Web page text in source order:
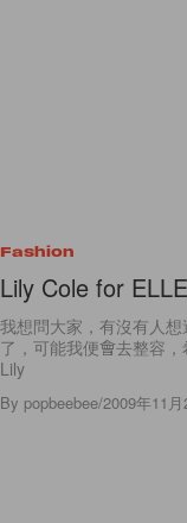
Fashion
Lily Cole for
我想問大家，有沒有人
了，可能我便會去整容
Lily
By popbeebee/2009年11月